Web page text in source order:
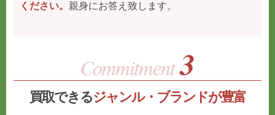
ください。親身にお答え致します。
買取できるジャンル・ブランドが豊富